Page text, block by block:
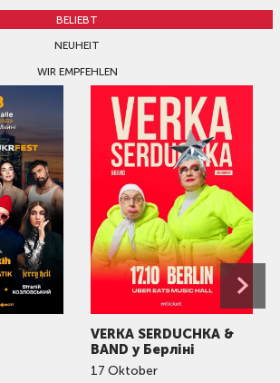
BELIEBT
NEUHEIT
WIR EMPFEHLEN
VERKA SERDUCHKA &
BAND у Берліні
17 Oktober